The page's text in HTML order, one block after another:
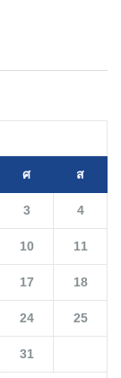
ศ ส
3 4
10 11
17 18
24 25
31